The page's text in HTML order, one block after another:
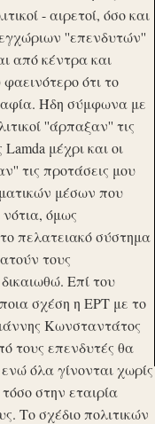
- αιρετοί, όσο και
''επενδυτών''
από κέντρα και
ότι το
Ήδη σύμφωνα με
''άρπαξαν'' τις
μέχρι και οι
τις προτάσεις μου
μέσων που
όμως
πελατειακό σύστημα
τους
Επί του
σχέση η ΕΡΤ με το
Κωνσταντάτος
τους επενδυτές θα
όλα γίνονται χωρίς
στην εταιρία
Το σχέδιο πολιτικών